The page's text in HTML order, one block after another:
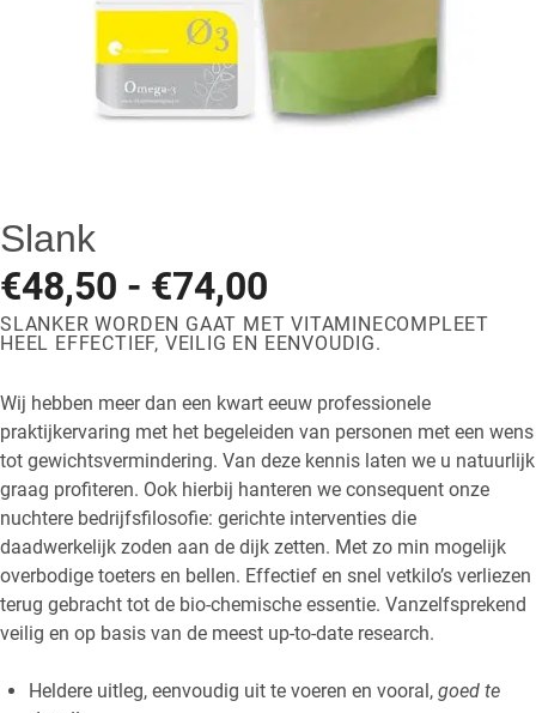
Slank
€48,50 - €74,00
€48,50
tot
€74,00
SLANKER WORDEN GAAT MET VITAMINECOMPLEET
HEEL EFFECTIEF, VEILIG EN EENVOUDIG.
Wij hebben meer dan een kwart eeuw professionele
praktijkervaring met het begeleiden van personen met een wens
tot gewichtsvermindering. Van deze kennis laten we u natuurlijk
graag profiteren. Ook hierbij hanteren we consequent onze
nuchtere bedrijfsfilosofie: gerichte interventies die
daadwerkelijk zoden aan de dijk zetten. Met zo min mogelijk
overbodige toeters en bellen. Effectief en snel vetkilo’s verliezen
terug gebracht tot de bio-chemische essentie. Vanzelfsprekend
veilig en op basis van de meest up-to-date research.
Heldere uitleg, eenvoudig uit te voeren en vooral, goed te